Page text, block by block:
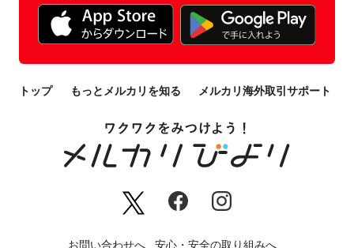
トップ もっとメルカリを知る メルカリ海外取引サポート
お問い合わせへ 安心・安全の取り組みへ